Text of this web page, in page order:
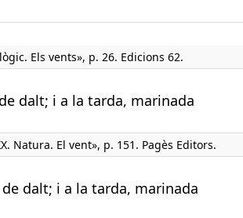
Els vents», p. 26. Edicions 62.
dalt; i a la tarda, marinada
Natura. El vent», p. 151. Pagès Editors.
dalt; i a la tarda, marinada